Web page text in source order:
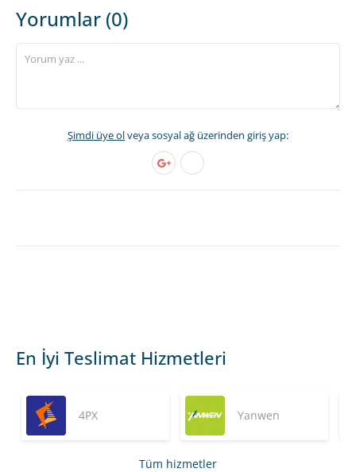
Yorumlar (0)
Şimdi üye olveya sosyal ağ üzerinden giriş yap:
En İyi Teslimat Hizmetleri
4PX Yanwen
Tüm hizmetler